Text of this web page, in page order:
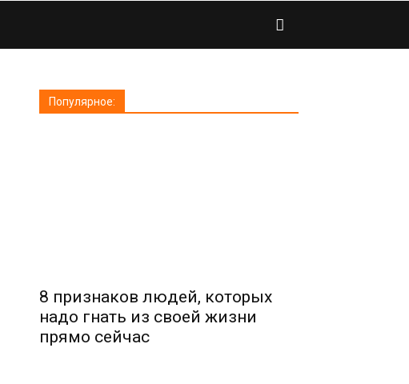
Популярное:
8 признаков людей, которых
надо гнать из своей жизни
прямо сейчас